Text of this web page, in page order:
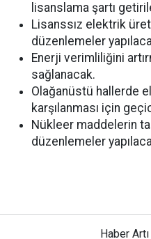
lisanslama şartı
Lisanssız elektrik
düzenlemeler
Enerji verimliliğini
sağlanacak.
Olağanüstü hallerde
karşılanması için
Nükleer maddelerin
düzenlemeler
Haber